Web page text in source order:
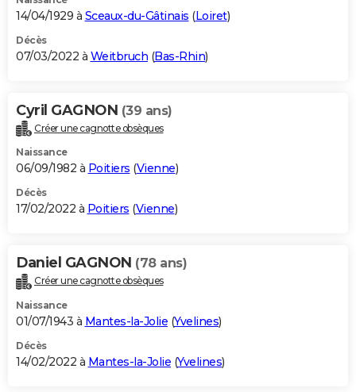
14/04/1929 à Sceaux-du-Gâtinais (Loiret)
Décès
07/03/2022 à Weitbruch (Bas-Rhin)
Cyril GAGNON (39 ans)
Créer une cagnotte obsèques
Naissance
06/09/1982 à Poitiers (Vienne)
Décès
17/02/2022 à Poitiers (Vienne)
Daniel GAGNON (78 ans)
Créer une cagnotte obsèques
Naissance
01/07/1943 à Mantes-la-Jolie (Yvelines)
Décès
14/02/2022 à Mantes-la-Jolie (Yvelines)